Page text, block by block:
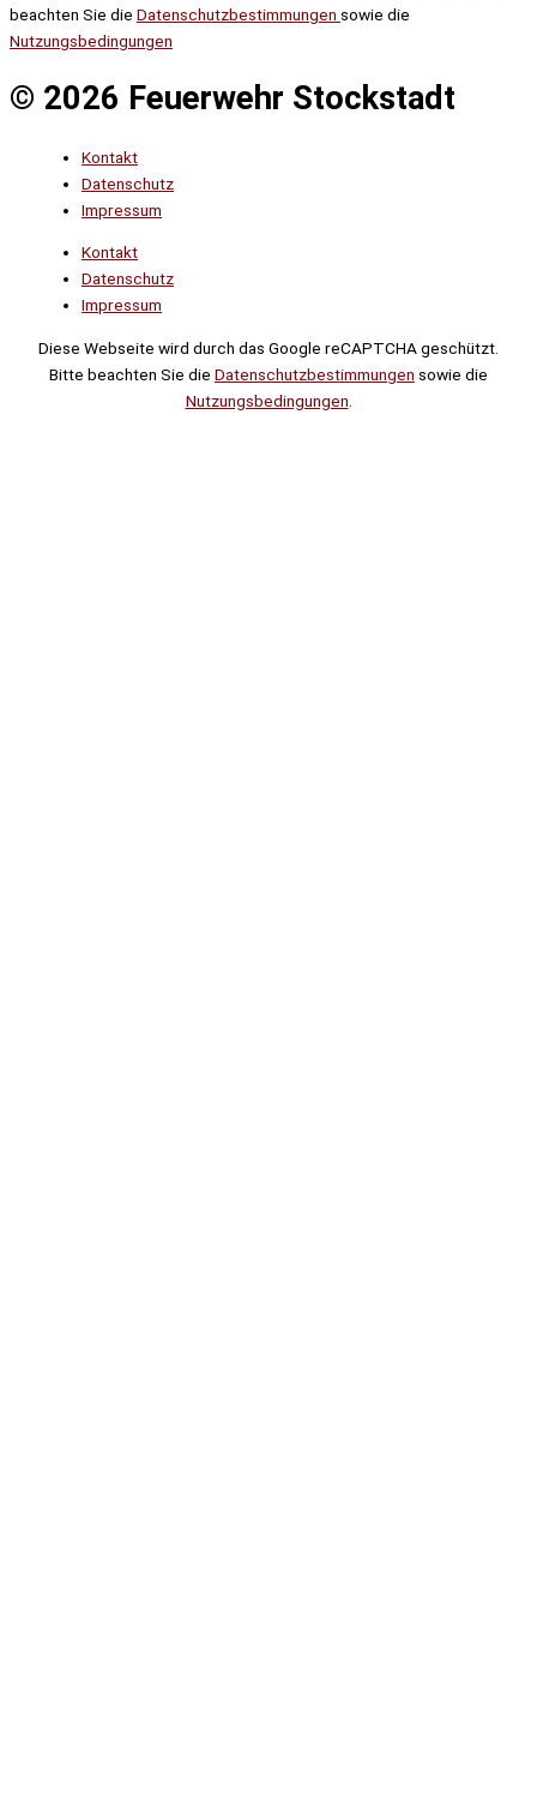
beachten Sie die Datenschutzbestimmungen sowie die
Nutzungsbedingungen
© 2026 Feuerwehr Stockstadt
Kontakt
Datenschutz
Impressum
Kontakt
Datenschutz
Impressum
Diese Webseite wird durch das Google reCAPTCHA geschützt.
Bitte beachten Sie die Datenschutzbestimmungen sowie die
Nutzungsbedingungen